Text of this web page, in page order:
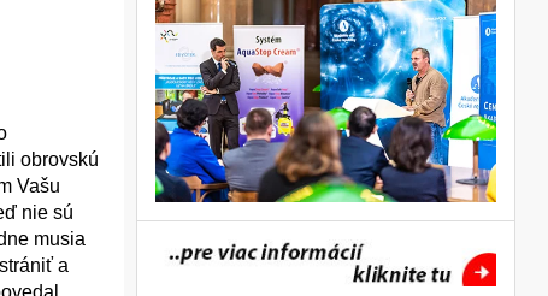
obrovskú
Vašu
nie sú
musia
a